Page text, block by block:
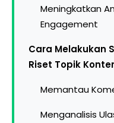
Meningkatkan
Engagement
Cara Melakukan
Riset Topik
Memantau
Menganalisis